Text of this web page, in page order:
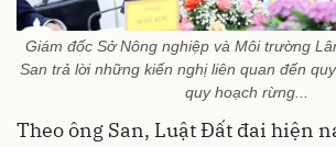
Giám đốc Sở Nông nghiệp và Môi trường
San trả lời những kiến nghị liên quan đến
quy hoạch rừng...
Theo ông San, Luật Đất đai hiện